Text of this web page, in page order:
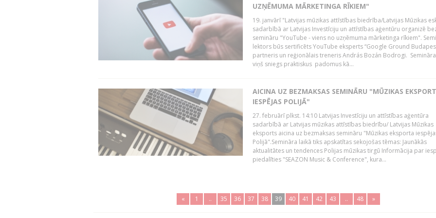
UZŅĒMUMA MĀRKETINGA RĪKIEM"
19. janvārī "Latvijas mūzikas attīstības biedrība/Latvijas Mūzikas
sadarbībā ar Latvijas Investīciju un attīstības aģentūru organizē
semināru "YouTube - viens no uzņēmuma mārketinga rīkiem".
lektors būs sertificēts YouTube eksperts “Google Ground
partneris un reģionālais treneris András Bozán Bodrogi.
viņš sniegs praktiskus padomus kā...
AICINA UZ BEZMAKSAS SEMINĀRU "MŪZIKAS
IESPĒJAS POLIJĀ"
27. februārī plkst. 14:10 Latvijas Investīciju un attīstības aģentūra
sadarbībā ar Latvijas mūzikas attīstības biedrību/ Latvijas Mūzikas
eksports aicina uz bezmaksas semināru "Mūzikas eksporta
Polijā".Semināra laikā tiks apskatītas sekojošas tēmas: Jaunākās
aktualitātes un tendences Polijas mūzikas tirgū Informācija par
piedalīties "SEAZON Music & Conference", kura...
« 1 .. 35 36 37 38 39 40 41 42 43 .. 48 »